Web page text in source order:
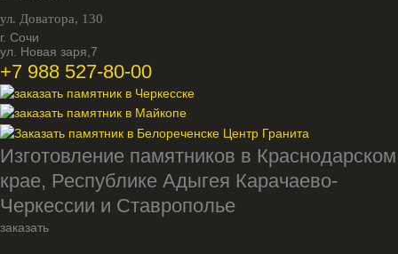
ул. Доватора, 130
г. Сочи
ул. Новая заря,7
+7 988 527-80-00
Изготовление памятников в Краснодарском
крае, Республике Адыгея Карачаево-
Черкессии и Ставрополье
заказать